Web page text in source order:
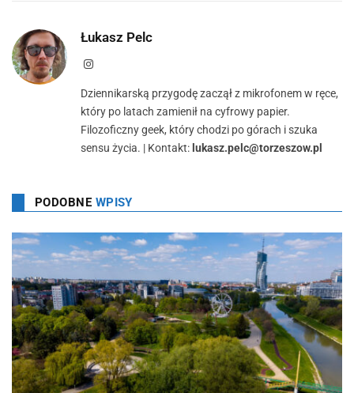
Łukasz Pelc
Instagram
Dziennikarską przygodę zaczął z mikrofonem w ręce,
który po latach zamienił na cyfrowy papier.
Filozoficzny geek, który chodzi po górach i szuka
sensu życia. | Kontakt: lukasz.pelc@torzeszow.pl
PODOBNE WPISY